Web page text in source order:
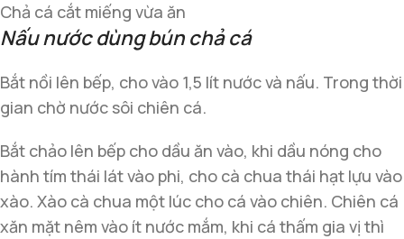
Chả cá cắt miếng vừa ăn
Nấu nước dùng bún chả cá
Bắt nồi lên bếp, cho vào 1,5 lít nước và nấu. Trong thời
gian chờ nước sôi chiên cá.
Bắt chảo lên bếp cho dầu ăn vào, khi dầu nóng cho
hành tím thái lát vào phi, cho cà chua thái hạt lựu vào
xào. Xào cà chua một lúc cho cá vào chiên. Chiên cá
xăn mặt nêm vào ít nước mắm, khi cá thấm gia vị thì